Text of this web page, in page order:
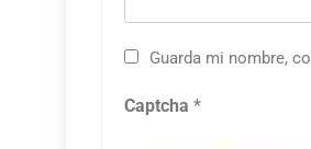
Guarda mi nombre,
Captcha *